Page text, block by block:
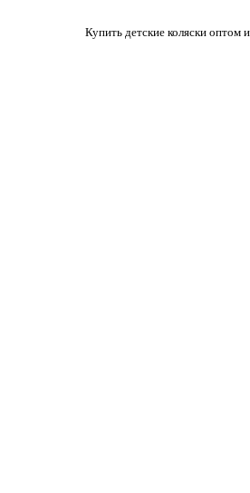
Купить детские коляски